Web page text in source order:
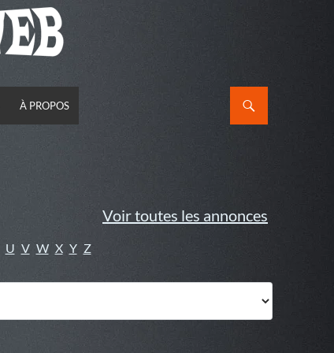
À PROPOS
Voir toutes les annonces
U V W X Y Z